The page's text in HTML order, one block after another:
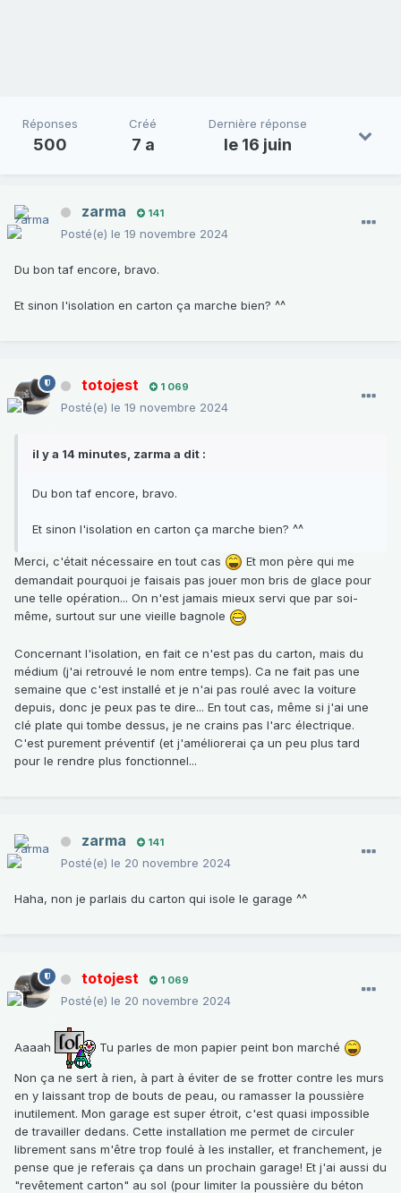
Réponses
500
Créé
7 a
Dernière réponse
le 16 juin
zarma 141
Posté(e) le 19 novembre 2024
Du bon taf encore, bravo.
Et sinon l'isolation en carton ça marche bien? ^^
totojest 1 069
Posté(e) le 19 novembre 2024
il y a 14 minutes, zarma a dit :
Du bon taf encore, bravo.
Et sinon l'isolation en carton ça marche bien? ^^
Merci, c'était nécessaire en tout cas
Et mon père qui me
demandait pourquoi je faisais pas jouer mon bris de glace pour
une telle opération... On n'est jamais mieux servi que par soi-
même, surtout sur une vieille bagnole
Concernant l'isolation, en fait ce n'est pas du carton, mais du
médium (j'ai retrouvé le nom entre temps). Ca ne fait pas une
semaine que c'est installé et je n'ai pas roulé avec la voiture
depuis, donc je peux pas te dire... En tout cas, même si j'ai une
clé plate qui tombe dessus, je ne crains pas l'arc électrique.
C'est purement préventif (et j'améliorerai ça un peu plus tard
pour le rendre plus fonctionnel...
zarma 141
Posté(e) le 20 novembre 2024
Haha, non je parlais du carton qui isole le garage ^^
totojest 1 069
Posté(e) le 20 novembre 2024
Aaaah Tu parles de mon papier peint bon marché
Non ça ne sert à rien, à part à éviter de se frotter contre les murs
en y laissant trop de bouts de peau, ou ramasser la poussière
inutilement. Mon garage est super étroit, c'est quasi impossible
de travailler dedans. Cette installation me permet de circuler
librement sans m'être trop foulé à les installer, et franchement, je
pense que je referais ça dans un prochain garage! Et j'ai aussi du
"revêtement carton" au sol (pour limiter la poussière du béton